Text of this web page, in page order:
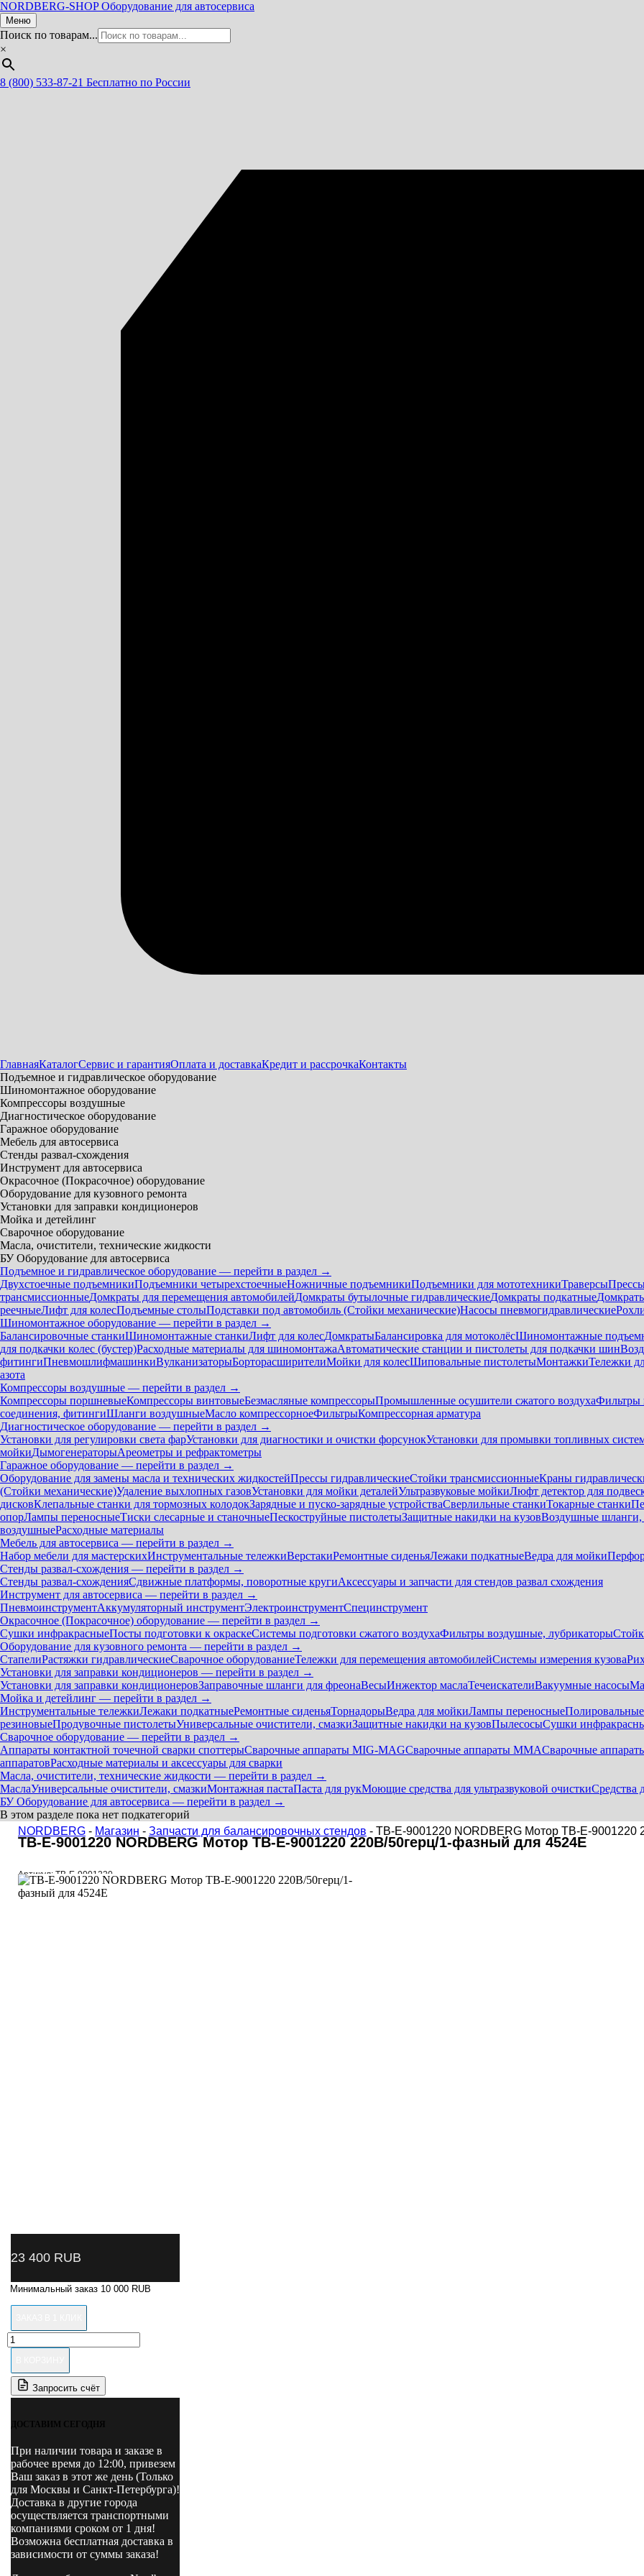
NORDBERG-SHOP Оборудование для автосервиса
Меню
Поиск по товарам...
×
8 (800) 533-87-21 Бесплатно по России
ГлавнаяКаталогСервис и гарантияОплата и доставкаКредит и рассрочкаКонтакты
Подъемное и гидравлическое оборудование
Шиномонтажное оборудование
Компрессоры воздушные
Диагностическое оборудование
Гаражное оборудование
Мебель для автосервиса
Стенды развал-схождения
Инструмент для автосервиса
Окрасочное (Покрасочное) оборудование
Оборудование для кузовного ремонта
Установки для заправки кондиционеров
Мойка и детейлинг
Сварочное оборудование
Масла, очистители, технические жидкости
БУ Оборудование для автосервиса
Подъемное и гидравлическое оборудование — перейти в раздел →
Двухстоечные подъемникиПодъемники четырехстоечныеНожничные подъемникиПодъемники для мототехникиТраверсы
трансмиссионныеДомкраты для перемещения автомобилейДомкраты бутылочные гидравлическиеДомкраты подкатные
реечныеЛифт для колесПодъемные столыПодставки под автомобиль (Стойки механические)Насосы пневмогидравлические
Шиномонтажное оборудование — перейти в раздел →
Балансировочные станкиШиномонтажные станкиЛифт для колесДомкратыБалансировка для мотоколёсШиномонтажные
для подкачки колес (бустер)Расходные материалы для шиномонтажаАвтоматические станции и пистолеты для подкачки шин
фитингиПневмошлифмашинкиВулканизаторыБорторасширителиМойки для колесШиповальные пистолетыМонтажкиТележки
азота
Компрессоры воздушные — перейти в раздел →
Компрессоры поршневыеКомпрессоры винтовыеБезмасляные компрессорыПромышленные осушители сжатого воздухаФильтры
соединения, фитингиШланги воздушныеМасло компрессорноеФильтрыКомпрессорная арматура
Диагностическое оборудование — перейти в раздел →
Установки для регулировки света фарУстановки для диагностики и очистки форсунокУстановки для промывки топливных
мойкиДымогенераторыАреометры и рефрактометры
Гаражное оборудование — перейти в раздел →
Оборудование для замены масла и технических жидкостейПрессы гидравлическиеСтойки трансмиссионныеКраны
(Стойки механические)Удаление выхлопных газовУстановки для мойки деталейУльтразвуковые мойкиЛюфт детектор для
дисковКлепальные станки для тормозных колодокЗарядные и пуско-зарядные устройстваСверлильные станкиТокарные станки
опорЛампы переносныеТиски слесарные и станочныеПескоструйные пистолетыЗащитные накидки на кузовВоздушные шланги,
воздушныеРасходные материалы
Мебель для автосервиса — перейти в раздел →
Набор мебели для мастерскихИнструментальные тележкиВерстакиРемонтные сиденьяЛежаки подкатныеВедра для мойки
Стенды развал-схождения — перейти в раздел →
Стенды развал-схожденияСдвижные платформы, поворотные кругиАксессуары и запчасти для стендов развал схождения
Инструмент для автосервиса — перейти в раздел →
ПневмоинструментАккумуляторный инструментЭлектроинструментСпецинструмент
Окрасочное (Покрасочное) оборудование — перейти в раздел →
Сушки инфракрасныеПосты подготовки к окраскеСистемы подготовки сжатого воздухаФильтры воздушные, лубрикаторы
Оборудование для кузовного ремонта — перейти в раздел →
СтапелиРастяжки гидравлическиеСварочное оборудованиеТележки для перемещения автомобилейСистемы измерения кузова
Установки для заправки кондиционеров — перейти в раздел →
Установки для заправки кондиционеровЗаправочные шланги для фреонаВесыИнжектор маслаТечеискателиВакуумные насосы
Мойка и детейлинг — перейти в раздел →
Инструментальные тележкиЛежаки подкатныеРемонтные сиденьяТорнадорыВедра для мойкиЛампы переносные
резиновыеПродувочные пистолетыУниверсальные очистители, смазкиЗащитные накидки на кузовПылесосыСушки
Сварочное оборудование — перейти в раздел →
Аппараты контактной точечной сварки cпоттерыСварочные аппараты MIG-MAGСварочные аппараты MMAСварочные
аппаратовРасходные материалы и аксессуары для сварки
Масла, очистители, технические жидкости — перейти в раздел →
МаслаУниверсальные очистители, смазкиМонтажная пастаПаста для рукМоющие средства для ультразвуковой очисткиСредства
БУ Оборудование для автосервиса — перейти в раздел →
В этом разделе пока нет подкатегорий
NORDBERG - Магазин - Запчасти для балансировочных стендов - TB-E-9001220 NORDBERG Мотор TB-E-9001220
TB-E-9001220 NORDBERG Мотор TB-E-9001220 220В/50герц/1-фазный для 4524E
Артикул: TB-E-9001220
23 400 RUB
Минимальный заказ 10 000 RUB
Количество
товара
E-
9001220
TB-
9001220
220В/50герц/1-
фазный
для
4524E
Запросить счёт
ДОСТАВИМ СЕГОДНЯ
При наличии товара и заказе в
рабочее время до 12:00, привезем
Ваш заказ в этот же день (Только
для Москвы и Санкт-Петербурга)!
Доставка в другие города
осуществляется транспортными
компаниями сроком от 1 дня!
Возможна бесплатная доставка в
зависимости от суммы заказа!